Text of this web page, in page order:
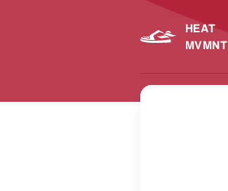
HEAT
MVMNT